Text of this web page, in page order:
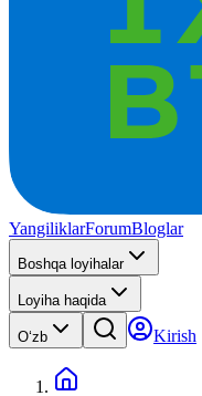
YangiliklarForumBloglar
Boshqa loyihalar
Loyiha haqida
Oʻzb Kirish